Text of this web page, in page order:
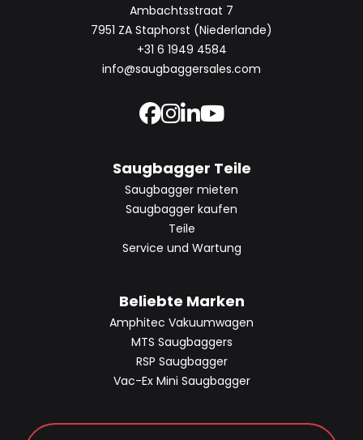
Ambachtsstraat 7
7951 ZA Staphorst (Niederlande)
+31 6 1949 4584
info@saugbaggersales.com
Saugbagger Teile
Saugbagger mieten
Saugbagger kaufen
Teile
Service und Wartung
Beliebte Marken
Amphitec Vakuumwagen
MTS Saugbaggers
RSP Saugbagger
Vac-Ex Mini Saugbagger